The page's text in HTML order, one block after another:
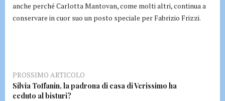
anche perché Carlotta Mantovan, come molti altri, continua a
conservare in cuor suo un posto speciale per Fabrizio Frizzi.
PROSSIMO ARTICOLO
Silvia Toffanin, la padrona di casa di Verissimo ha
ceduto al bisturi?